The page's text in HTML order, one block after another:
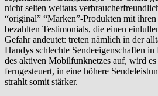
nicht selten weitaus
“original” “Marken”-Produkten mit
bezahlten Testimonials, die einen
Gefahr andeutet: treten nämlich in der
Handys schlechte Sendeeigenschaften
des aktiven Mobilfunknetzes auf, wird es
ferngesteuert, in eine höhere
strahlt somit stärker.